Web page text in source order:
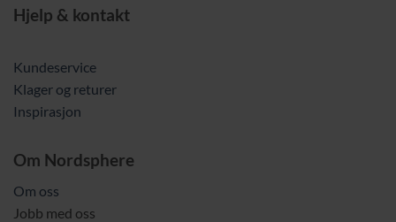
Hjelp & kontakt
Kundeservice
Klager og returer
Inspirasjon
Om Nordsphere
Om oss
Jobb med oss